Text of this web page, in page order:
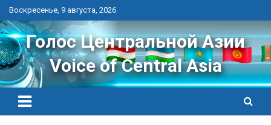
Перейти
к
контенту
Воскресенье, 9 августа, 2026
Голос Центральной Азии
Voice of Central Asia